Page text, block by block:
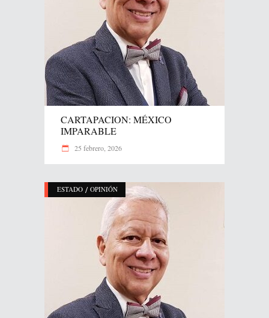
CARTAPACION: MÉXICO
IMPARABLE
25 febrero, 2026
ESTADO / OPINIÓN